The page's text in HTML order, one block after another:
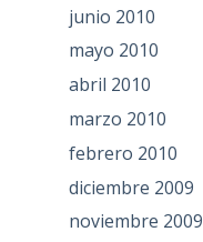
junio 2010
mayo 2010
abril 2010
marzo 2010
febrero 2010
diciembre 2009
noviembre 2009